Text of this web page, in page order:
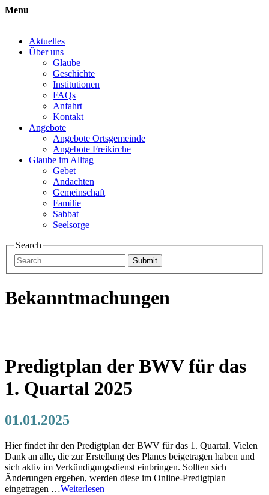
Menu
Aktuelles
Über uns
Glaube
Geschichte
Institutionen
FAQs
Anfahrt
Kontakt
Angebote
Angebote Ortsgemeinde
Angebote Freikirche
Glaube im Alltag
Gebet
Andachten
Gemeinschaft
Familie
Sabbat
Seelsorge
Search
Submit
Bekanntmachungen
Predigtplan der BWV für das
1. Quartal 2025
01.01.2025
Hier findet ihr den Predigtplan der BWV für das 1. Quartal. Vielen
Dank an alle, die zur Erstellung des Planes beigetragen haben und
sich aktiv im Verkündigungsdienst einbringen. Sollten sich
Änderungen ergeben, werden diese im Online-Predigtplan
eingetragen …Weiterlesen